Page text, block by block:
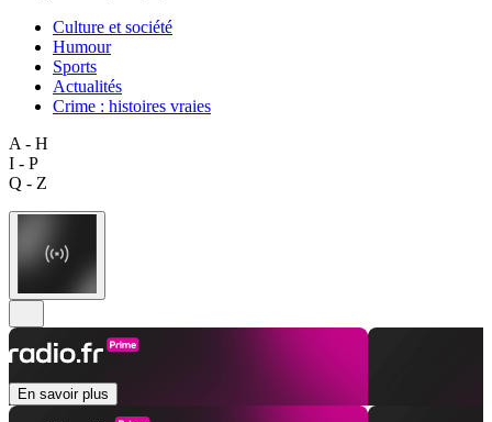
Culture et société
Humour
Sports
Actualités
Crime : histoires vraies
A - H
I - P
Q - Z
En savoir plus